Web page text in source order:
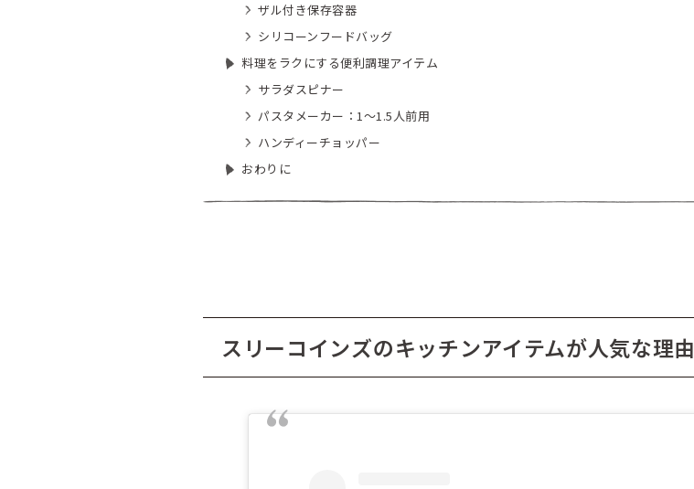
ザル付き保存容器
シリコーンフードバッグ
料理をラクにする便利調理アイテム
サラダスピナー
パスタメーカー：1～1.5人前用
ハンディーチョッパー
おわりに
スリーコインズのキッチンアイテムが人気な理由